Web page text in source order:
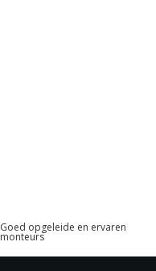
Goed opgeleide en ervaren
monteurs